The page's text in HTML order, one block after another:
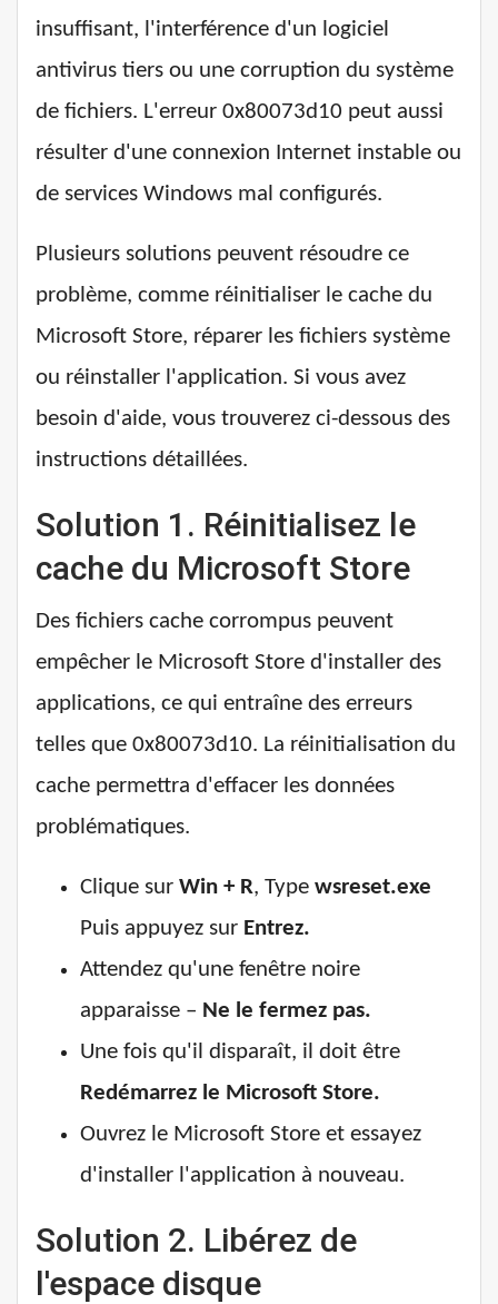
insuffisant, l'interférence d'un logiciel
antivirus tiers ou une corruption du système
de fichiers. L'erreur 0x80073d10 peut aussi
résulter d'une connexion Internet instable ou
de services Windows mal configurés.
Plusieurs solutions peuvent résoudre ce
problème, comme réinitialiser le cache du
Microsoft Store, réparer les fichiers système
ou réinstaller l'application. Si vous avez
besoin d'aide, vous trouverez ci-dessous des
instructions détaillées.
Solution 1. Réinitialisez le
cache du Microsoft Store
Des fichiers cache corrompus peuvent
empêcher le Microsoft Store d'installer des
applications, ce qui entraîne des erreurs
telles que 0x80073d10. La réinitialisation du
cache permettra d'effacer les données
problématiques.
Clique sur Win + R, Type wsreset.exe
Puis appuyez sur Entrez.
Attendez qu'une fenêtre noire
apparaisse – Ne le fermez pas.
Une fois qu'il disparaît, il doit être
Redémarrez le Microsoft Store.
Ouvrez le Microsoft Store et essayez
d'installer l'application à nouveau.
Solution 2. Libérez de
l'espace disque